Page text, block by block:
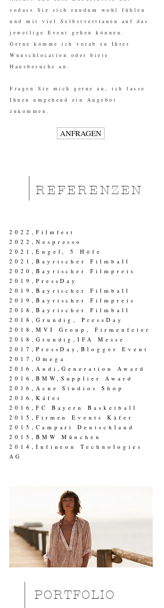
sodass Sie sich rundum wohl fühlen
und mit viel Selbstvertrauen auf das
jeweilige Event gehen können.
Gerne komme ich vorab zu Ihrer
Wunschlocation oder biete
Hausbesuche an.
Fragen Sie mich gerne an, ich lasse
Ihnen umgehend ein Angebot
zukommen.
ANFRAGEN
REFERENZEN
2022,Filmfest
2022 ,Nespresso
2021,Engel, 5 Höfe
2021,Bayrischer Filmball
2020 ,Bayrischer Filmpreis
2019,PressDay
2019,Bayrischer Filmball
2019 ,Bayrischer Filmpreis
2018,Bayrischer Filmball
2018,Grundig, PressDay
2018,MVI Group, Firmenfeier
2018,Grundig,IFA Messe
2017,PressDay,Blogger Event
2017,Omega
2016,Audi,Generation Award
2016,BMW,Supplier Award
2016,Acne Studios Shop
2016,Käfer
2016,FC Bayern Basketball
2015,Firmen Events Käfer
2015,Campari Deutschland
2015,BMW München
2014,Infineon Technologies
AG
PORTFOLIO